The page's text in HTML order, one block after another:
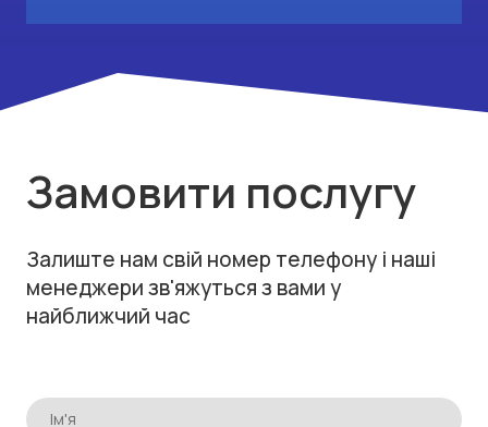
Замовити послугу
Залиште нам свій номер телефону і наші
менеджери зв'яжуться з вами у
найближчий час